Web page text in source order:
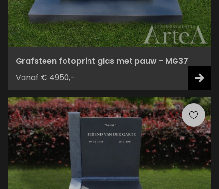
Grafsteen fotoprint glas met pauw - MG37
Vanaf € 4950,-